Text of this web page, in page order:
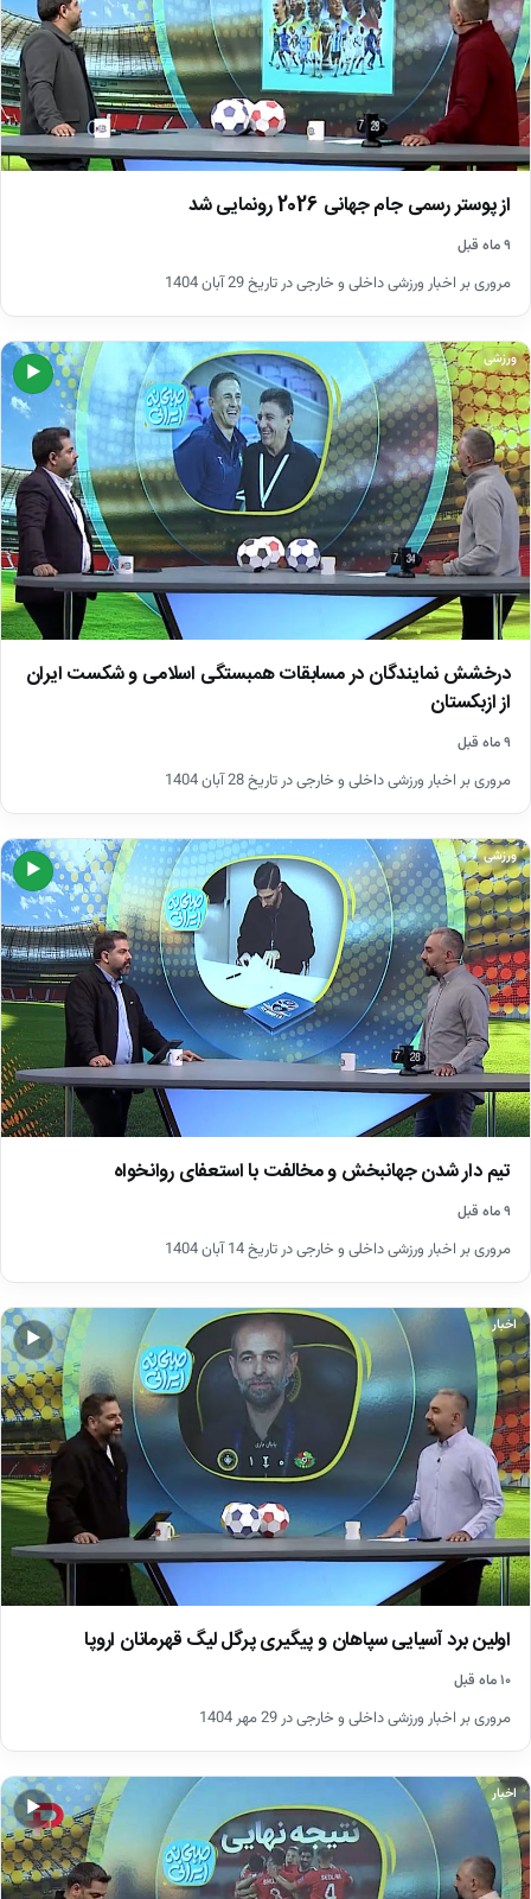
از پوستر رسمی جام جهانی 2026 رونمایی شد
۹ ماه قبل
مروری بر اخبار ورزشی داخلی و خارجی در تاریخ 29 آبان 1404
▶
ورزشی
درخشش نمایندگان در مسابقات همبستگی اسلامی و شکست ایران
از ازبکستان
۹ ماه قبل
مروری بر اخبار ورزشی داخلی و خارجی در تاریخ 28 آبان 1404
▶
ورزشی
تیم دار شدن جهانبخش و مخالفت با استعفای روانخواه
۹ ماه قبل
مروری بر اخبار ورزشی داخلی و خارجی در تاریخ 14 آبان 1404
▶
اخبار
اولین برد آسیایی سپاهان و پیگیری پرگل لیگ قهرمانان اروپا
۱۰ ماه قبل
مروری بر اخبار ورزشی داخلی و خارجی در 29 مهر 1404
▶
اخبار